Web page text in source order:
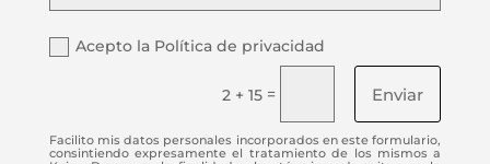
Acepto la Política de privacidad
2 + 15 = Enviar
Facilito mis datos personales incorporados en este formulario,
consintiendo expresamente el tratamiento de los mismos a